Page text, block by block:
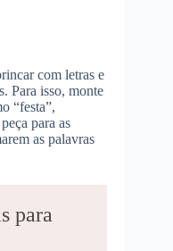
com letras e
Para isso, monte
“festa”,
para as
as palavras
para